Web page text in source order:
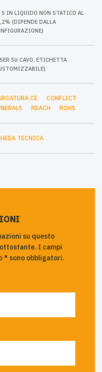
IN LIQUIDO NON STATICO AL
(DIPENDE DALLA
SU CAVO, ETICHETTA
CE
CONFLICT
REACH ROHS
TECNICA
su questo
I campi
* sono obbligatori.